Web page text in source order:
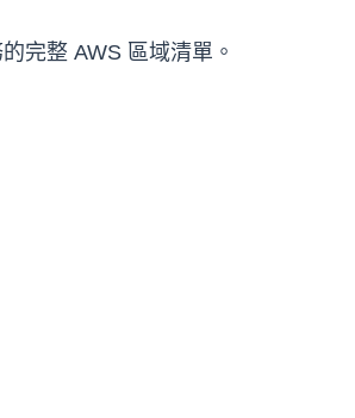
完整 AWS 區域清單。